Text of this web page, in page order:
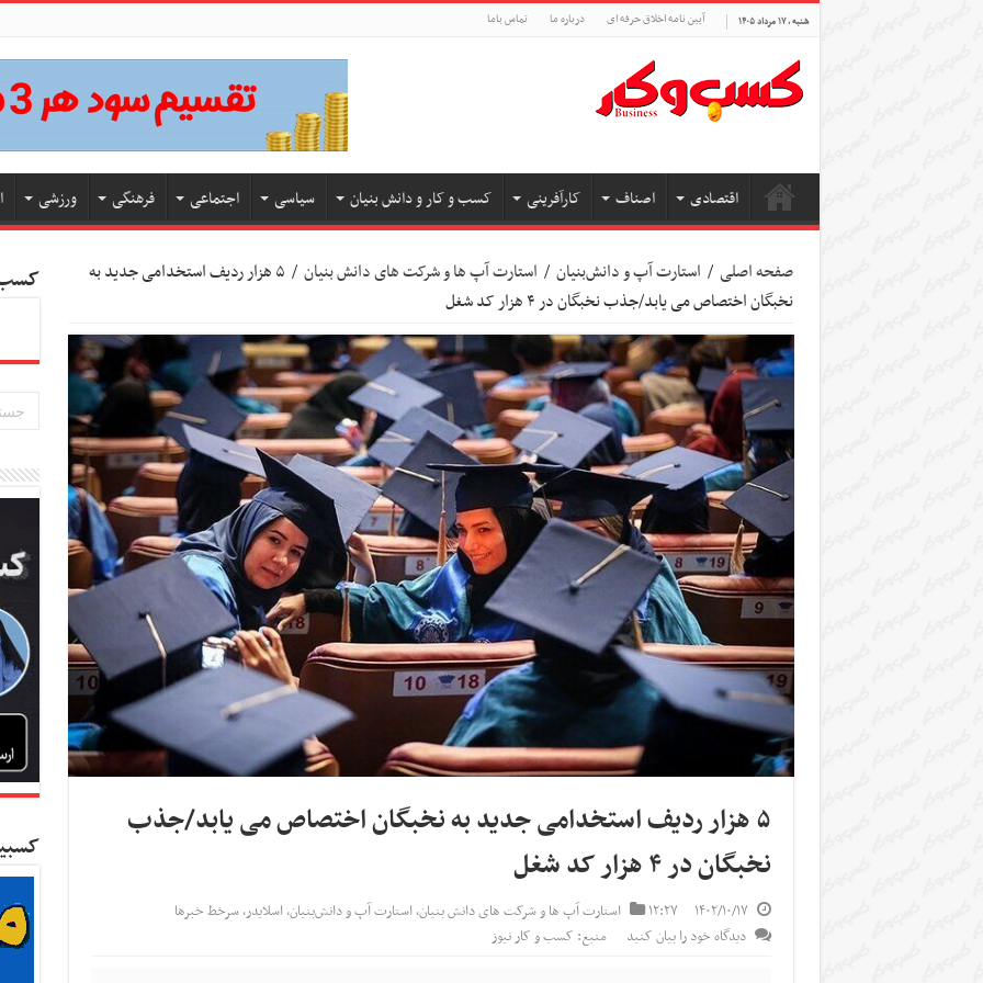
شنبه , ۱۷ مرداد ۱۴۰۵ آیین نامه اخلاق حرفه ای درباره ما تماس باما
اقتصادی اصناف کارآفرینی کسب و کار و دانش بنیان سیاسی اجتماعی فرهنگی ورزشی
صفحه اصلی / استارت آپ‌ و دانش‌بنیان‌ / استارت آپ ها و شرکت های دانش بنیان /
۵ هزار ردیف استخدامی جدید به
نخبگان اختصاص می یابد/جذب نخبگان در ۴ هزار کد شغل
۵ هزار ردیف استخدامی جدید به نخبگان اختصاص می یابد/جذب
نخبگان در ۴ هزار کد شغل
۱۴۰۲/۱۰/۱۷ ۱۲:۲۷ استارت آپ ها و شرکت های دانش بنیان,استارت آپ‌ و دانش‌بنیان‌,اسلایدر,سرخط خبرها
دیدگاه خود را بیان کنید
منبع: کسب و کار نیوز
کسب